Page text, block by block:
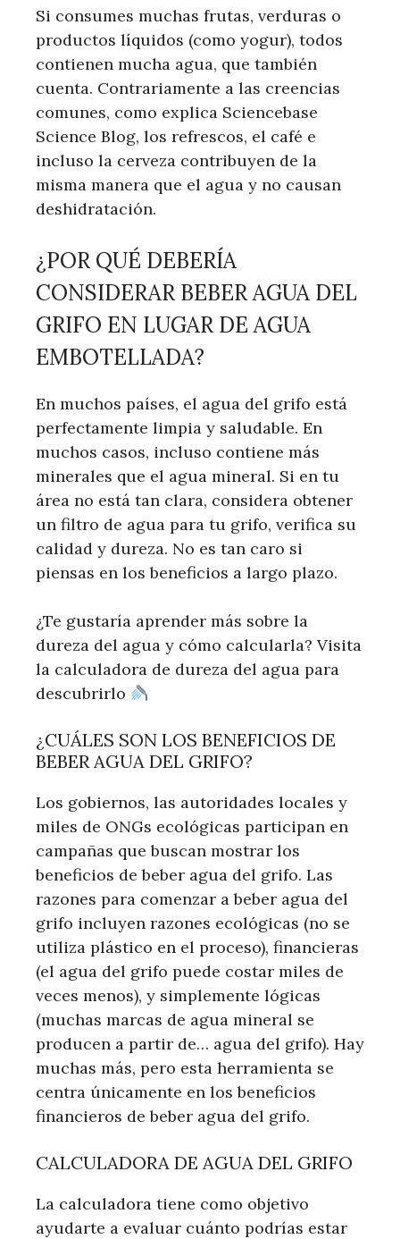
Si consumes muchas frutas, verduras o
productos líquidos (como yogur), todos
contienen mucha agua, que también
cuenta. Contrariamente a las creencias
comunes, como explica Sciencebase
Science Blog, los refrescos, el café e
incluso la cerveza contribuyen de la
misma manera que el agua y no causan
deshidratación.
¿POR QUÉ DEBERÍA
CONSIDERAR BEBER AGUA DEL
GRIFO EN LUGAR DE AGUA
EMBOTELLADA?
En muchos países, el agua del grifo está
perfectamente limpia y saludable. En
muchos casos, incluso contiene más
minerales que el agua mineral. Si en tu
área no está tan clara, considera obtener
un filtro de agua para tu grifo, verifica su
calidad y dureza. No es tan caro si
piensas en los beneficios a largo plazo.
¿Te gustaría aprender más sobre la
dureza del agua y cómo calcularla? Visita
la calculadora de dureza del agua para
descubrirlo
¿CUÁLES SON LOS BENEFICIOS DE
BEBER AGUA DEL GRIFO?
Los gobiernos, las autoridades locales y
miles de ONGs ecológicas participan en
campañas que buscan mostrar los
beneficios de beber agua del grifo. Las
razones para comenzar a beber agua del
grifo incluyen razones ecológicas (no se
utiliza plástico en el proceso), financieras
(el agua del grifo puede costar miles de
veces menos), y simplemente lógicas
(muchas marcas de agua mineral se
producen a partir de… agua del grifo). Hay
muchas más, pero esta herramienta se
centra únicamente en los beneficios
financieros de beber agua del grifo.
CALCULADORA DE AGUA DEL GRIFO
La calculadora tiene como objetivo
ayudarte a evaluar cuánto podrías estar